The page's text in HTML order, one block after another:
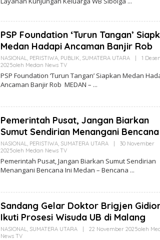
PSP Foundation ‘Turun Tangan’
Medan Hadapi Ancaman Banjir Rob
NASIONAL PERISTIWA PUBLIK SUMATERA UTARA |
1
2025Oleh Medan News TV
PSP Foundation ‘Turun Tangan’ Siapkan Medan
Ancaman Banjir Rob MEDAN –
Pemerintah Pusat, Jangan Biarkan
Sumut Sendirian Menangani
NASIONAL PERISTIWA SUMATERA UTARA |
30 November
2025Oleh Medan News TV
Pemerintah Pusat, Jangan Biarkan Sumut Sendirian
Menangani Bencana Ini Medan – Bencana
Sandang Gelar Doktor Brigjen
Ikuti Prosesi Wisuda UB di Malang
NASIONAL SUMATERA UTARA | 22 November 2025Oleh
News TV